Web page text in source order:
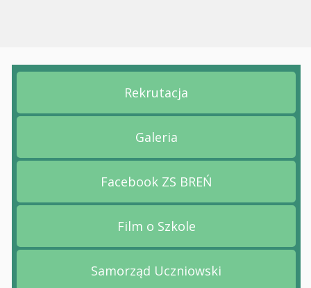
Przejdź na stronę
Rekrutacja
Przejdź na stronę Galeria
Galeria
Przejdź na stronę
Facebook ZS BREŃ
Przejdź na stronę Film o
Film o Szkole
Przejdź na stronę
Samorząd Uczniowski